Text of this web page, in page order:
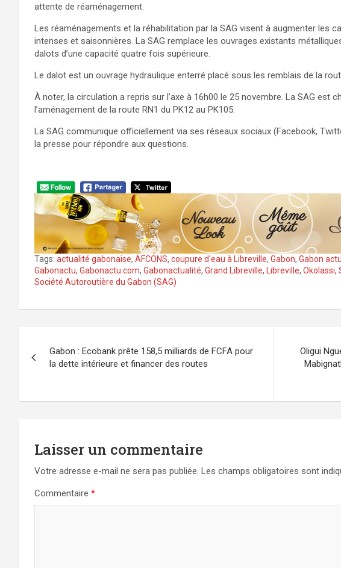
attente de réaménagement.
Les réaménagements et la réhabilitation par la SAG visent à augmenter les
intenses et saisonnières. La SAG remplace les ouvrages existants
dalots d’une capacité quatre fois supérieure.
Le dalot est un ouvrage hydraulique enterré placé sous les remblais de la
À noter, la circulation a repris sur l’axe à 16h00 le 25 novembre. La SAG est
l’aménagement de la route RN1 du PK12 au PK105.
La SAG communique officiellement via ses réseaux sociaux (Facebook,
la presse pour répondre aux questions.
Tags: actualité gabonaise, AFCONS, coupure d'eau à Libreville, Gabon, Gabon actu
Gabonactu, Gabonactu.com, Gabonactualité, Grand Libreville, Libreville, Okolassi,
Société Autoroutière du Gabon (SAG)
de
Gabon : Ecobank prête 158,5 milliards de FCFA pour
la dette intérieure et financer des routes
Oligui
Laisser un commentaire
Votre adresse e-mail ne sera pas publiée. Les champs obligatoires sont
Commentaire *